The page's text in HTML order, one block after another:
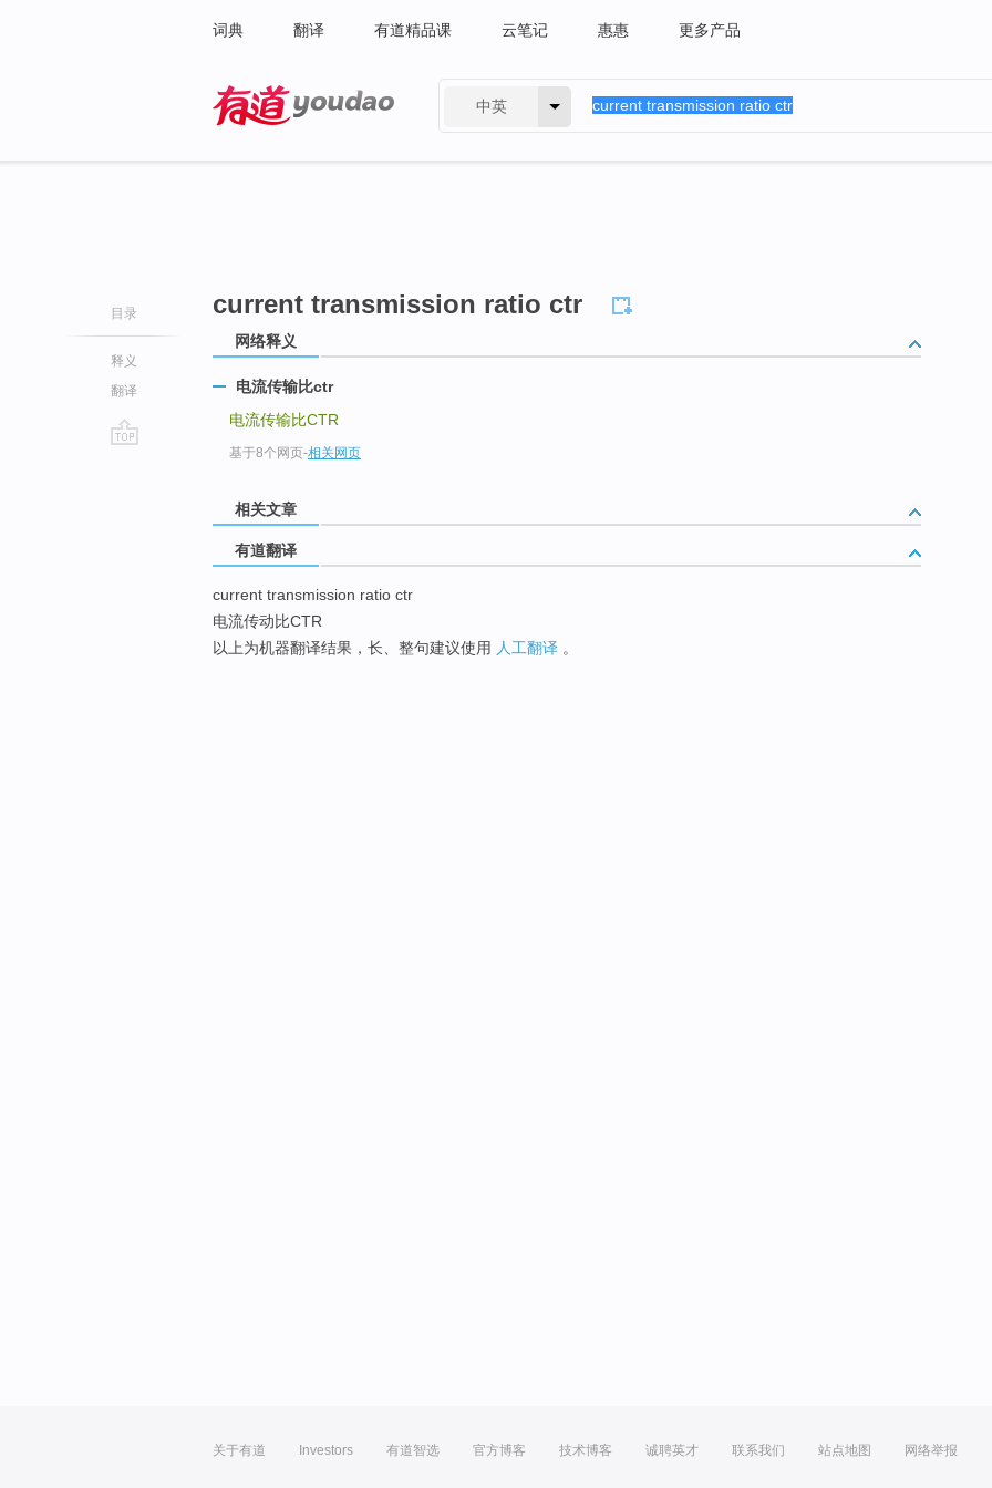
词典 翻译 有道精品课 云笔记 惠惠 更多产品
中英
目录
释义
翻译
current transmission ratio ctr
网络释义
电流传输比ctr
电流传输比CTR
基于8个网页-相关网页
相关文章
有道翻译
current transmission ratio ctr
电流传动比CTR
以上为机器翻译结果，长、整句建议使用 人工翻译 。
关于有道 Investors 有道智选 官方博客 技术博客 诚聘英才 联系我们 站点地图 网络举报